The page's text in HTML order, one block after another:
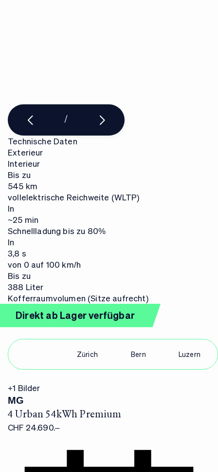
/
Technische Daten
Exterieur
Interieur
Bis zu
545 km
vollelektrische Reichweite (WLTP)
In
~25 min
Schnellladung bis zu 80%
In
3,8 s
von 0 auf 100 km/h
Bis zu
388 Liter
Kofferraumvolumen (Sitze aufrecht)
Direkt ab Lager verfügbar
Zürich Bern Luzern
+1 Bilder
MG
4 Urban 54kWh Premium
CHF 24.690.–